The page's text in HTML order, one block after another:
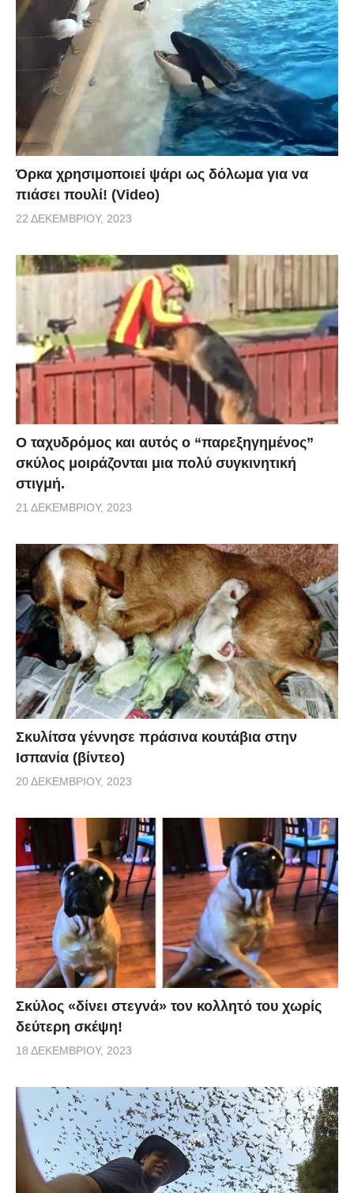
Όρκα χρησιμοποιεί ψάρι ως δόλωμα για να
πιάσει πουλί! (Video)
22 ΔΕΚΕΜΒΡΊΟΥ, 2023
Ο ταχυδρόμος και αυτός ο “παρεξηγημένος”
σκύλος μοιράζονται μια πολύ συγκινητική
στιγμή.
21 ΔΕΚΕΜΒΡΊΟΥ, 2023
Σκυλίτσα γέννησε πράσινα κουτάβια στην
Ισπανία (βίντεο)
20 ΔΕΚΕΜΒΡΊΟΥ, 2023
Σκύλος «δίνει στεγνά» τον κολλητό του χωρίς
δεύτερη σκέψη!
18 ΔΕΚΕΜΒΡΊΟΥ, 2023